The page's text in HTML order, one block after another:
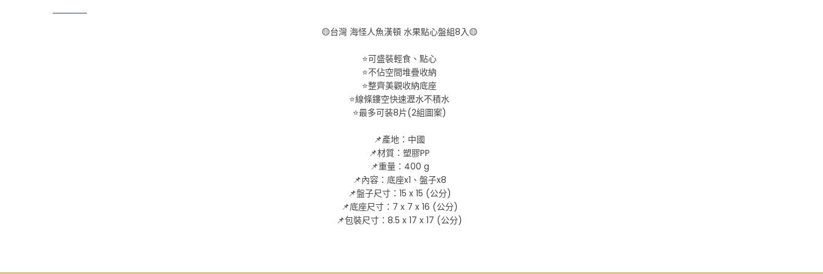
🟡台灣 海怪人魚漢頓 水果點心盤組8入🟡
⭐️可盛裝輕食、點心
⭐️不佔空間堆疊收納
⭐️整齊美觀收納底座
⭐️線條鏤空快速瀝水不積水
⭐️最多可装8片(2組圖案)
📌產地：中國
📌材質：塑膠PP
📌重量：400 g
📌內容：底座x1、盤子x8
📌盤子尺寸：15 x 15 (公分)
📌底座尺寸：7 x 7 x 16 (公分)
📌包裝尺寸：8.5 x 17 x 17 (公分)